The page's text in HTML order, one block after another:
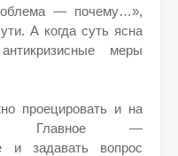
— почему…»,
А когда суть ясна
меры
проецировать и на
Главное —
и задавать вопрос